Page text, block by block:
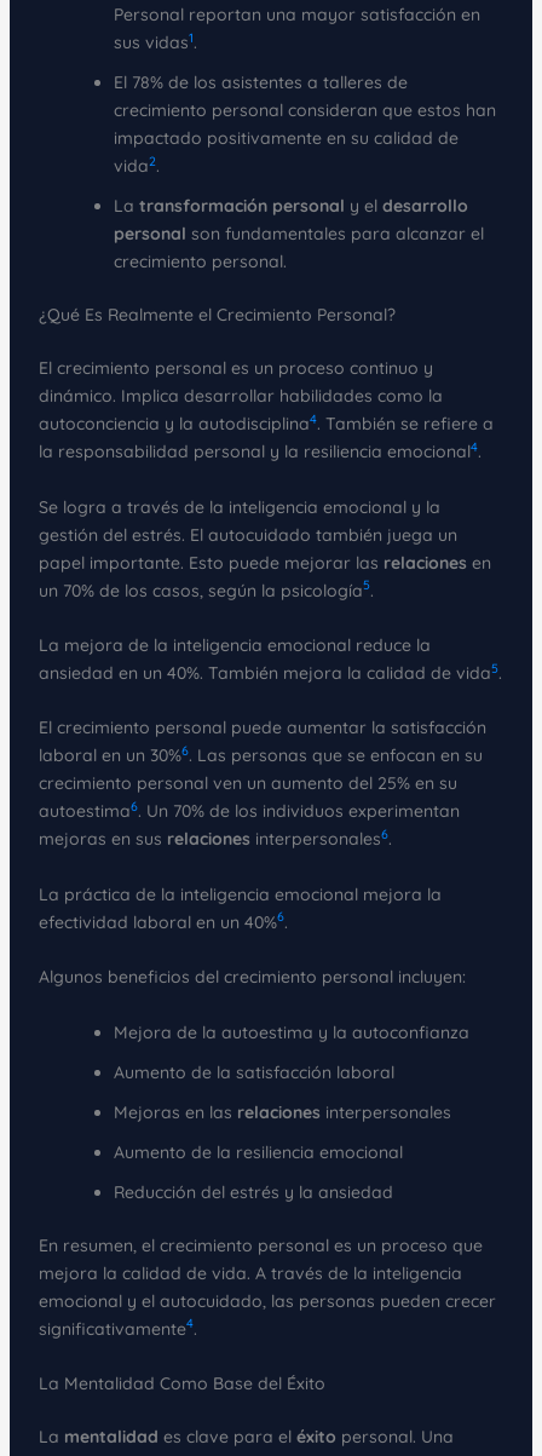
Personal reportan una mayor satisfacción en
sus vidas1.
El 78% de los asistentes a talleres de
crecimiento personal consideran que estos han
impactado positivamente en su calidad de
vida2.
La transformación personal y el desarrollo
personal son fundamentales para alcanzar el
crecimiento personal.
¿Qué Es Realmente el Crecimiento Personal?
El crecimiento personal es un proceso continuo y
dinámico. Implica desarrollar habilidades como la
autoconciencia y la autodisciplina4. También se refiere a
la responsabilidad personal y la resiliencia emocional4.
Se logra a través de la inteligencia emocional y la
gestión del estrés. El autocuidado también juega un
papel importante. Esto puede mejorar las relaciones en
un 70% de los casos, según la psicología5.
La mejora de la inteligencia emocional reduce la
ansiedad en un 40%. También mejora la calidad de vida5.
El crecimiento personal puede aumentar la satisfacción
laboral en un 30%6. Las personas que se enfocan en su
crecimiento personal ven un aumento del 25% en su
autoestima6. Un 70% de los individuos experimentan
mejoras en sus relaciones interpersonales6.
La práctica de la inteligencia emocional mejora la
efectividad laboral en un 40%6.
Algunos beneficios del crecimiento personal incluyen:
Mejora de la autoestima y la autoconfianza
Aumento de la satisfacción laboral
Mejoras en las relaciones interpersonales
Aumento de la resiliencia emocional
Reducción del estrés y la ansiedad
En resumen, el crecimiento personal es un proceso que
mejora la calidad de vida. A través de la inteligencia
emocional y el autocuidado, las personas pueden crecer
significativamente4.
La Mentalidad Como Base del Éxito
La mentalidad es clave para el éxito personal. Una